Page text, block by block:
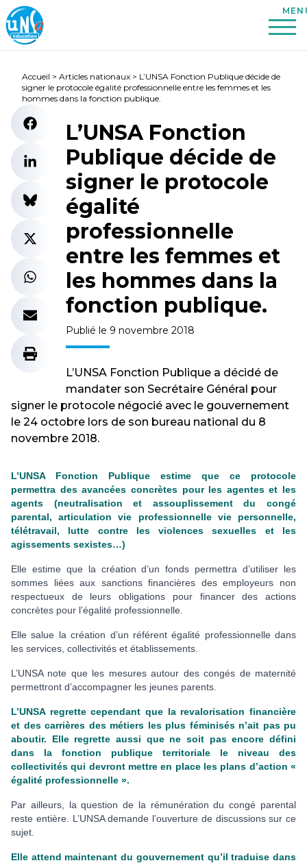
Accueil > Articles nationaux > L’UNSA Fonction Publique décide de
signer le protocole égalité professionnelle entre les femmes et les
hommes dans la fonction publique.
L’UNSA Fonction
Publique décide de
signer le protocole
égalité
professionnelle
entre les femmes et
les hommes dans la
fonction publique.
Publié le 9 novembre 2018
L’UNSA Fonction Publique a décidé de
mandater son Secrétaire Général pour
signer le protocole négocié avec le gouvernement
le 24 octobre lors de son bureau national du 8
novembre 2018.
L’UNSA Fonction Publique estime que ce protocole
permettra des avancées concrètes pour les agentes et les
agents (neutralisation et assouplissement du congé
parental, articulation vie professionnelle vie personnelle,
télétravail, lutte contre les violences sexuelles et les
agissements sexistes…)
Elle estime que la création d’un fonds permettra d’utiliser les
sommes liées aux sanctions financières des employeurs non
respectueux de leurs obligations pour financer des actions
concrètes pour l’égalité professionnelle.
Elle salue la création d’un référent égalité professionnelle dans
les services, collectivités et établissements.
L’UNSA note que les mesures autour des congés de maternité
permettront d’accompagner les jeunes parents.
L’UNSA regrette cependant que la revalorisation financière
et des carrières des métiers les plus féminisés n’ait pas pu
aboutir. Elle regrette aussi que ne soit pas encore défini
dans la fonction publique territoriale le niveau des
collectivités qui devront mettre en place les plans d’action «
égalité professionnelle ».
Par ailleurs, la question de la rémunération du congé parental
reste entière. L’UNSA demande l’ouverture de discussions sur ce
sujet.
Elle attend maintenant du gouvernement qu’il traduise dans